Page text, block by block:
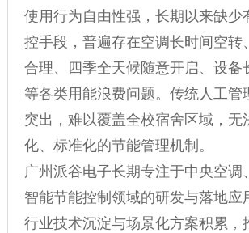
使用行为自由性强，长期以来缺少
控手段，普遍存在空调长时间空转
合理、四季全天候随意开启、设备
等各类用能浪费问题。传统人工管
突出，难以覆盖全校宿舍区域，无
化、标准化的节能管理机制。
广州派谷电子长期专注于中央空调
智能节能控制领域的研发与落地应
行业技术沉淀与场景化方案积累，